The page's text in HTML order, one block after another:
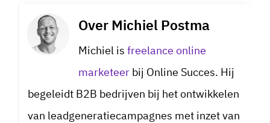
Over Michiel Postma
Michiel is freelance online
marketeer bij Online Succes. Hij
begeleidt B2B bedrijven bij het ontwikkelen
van leadgeneratiecampagnes met inzet van